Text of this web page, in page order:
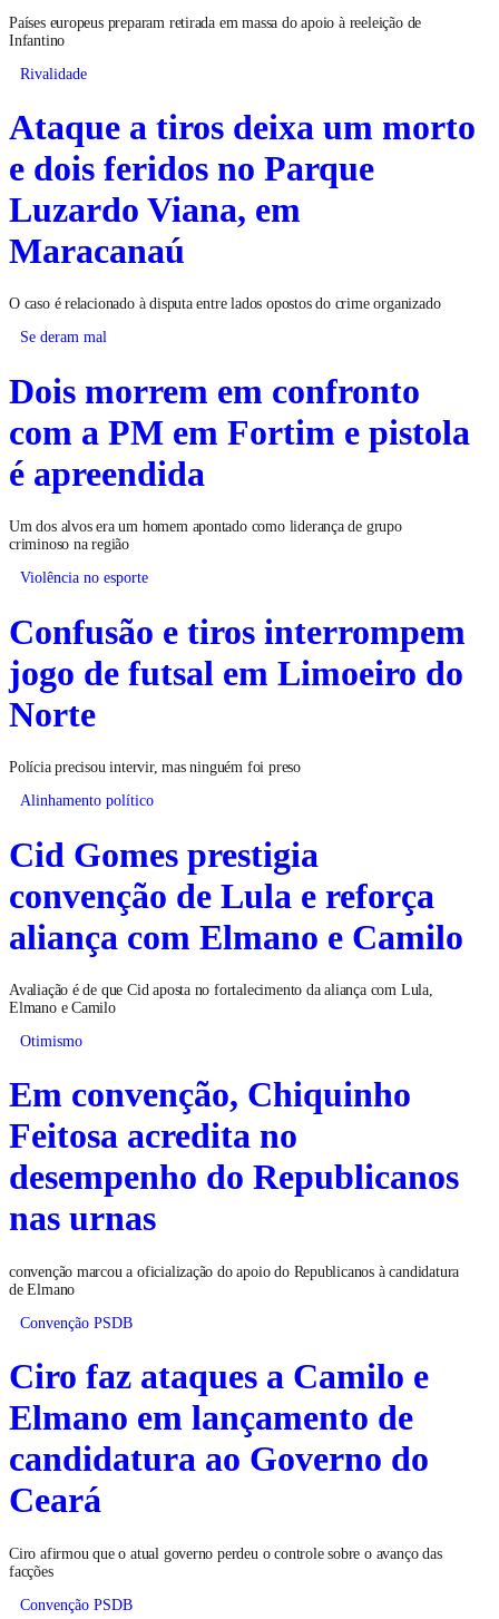
Países europeus preparam retirada em massa do apoio à reeleição de
Infantino
Rivalidade
Ataque a tiros deixa um morto
e dois feridos no Parque
Luzardo Viana, em
Maracanaú
O caso é relacionado à disputa entre lados opostos do crime organizado
Se deram mal
Dois morrem em confronto
com a PM em Fortim e pistola
é apreendida
Um dos alvos era um homem apontado como liderança de grupo
criminoso na região
Violência no esporte
Confusão e tiros interrompem
jogo de futsal em Limoeiro do
Norte
Polícia precisou intervir, mas ninguém foi preso
Alinhamento político
Cid Gomes prestigia
convenção de Lula e reforça
aliança com Elmano e Camilo
Avaliação é de que Cid aposta no fortalecimento da aliança com Lula,
Elmano e Camilo
Otimismo
Em convenção, Chiquinho
Feitosa acredita no
desempenho do Republicanos
nas urnas
convenção marcou a oficialização do apoio do Republicanos à candidatura
de Elmano
Convenção PSDB
Ciro faz ataques a Camilo e
Elmano em lançamento de
candidatura ao Governo do
Ceará
Ciro afirmou que o atual governo perdeu o controle sobre o avanço das
facções
Convenção PSDB